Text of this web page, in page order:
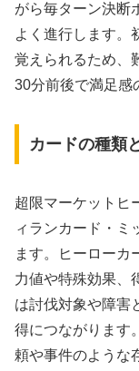
がら毎ターン決断
よく進行します。
覚えられるため、
30分前後で満足感
カードの種類
超限マーケットヒ
ィランカード・ミ
ます。ヒーローカ
力値や特殊効果、
は討伐対象や障害
得につながります
頼や事件のような